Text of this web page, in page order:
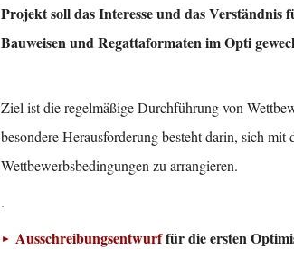
Projekt soll das Interesse und das
Bauweisen und Regattaformaten im Opti
Ziel ist die regelmäßige Durchführung von
besondere Herausforderung besteht darin, sich
Wettbewerbsbedingungen zu arrangieren.
.
Ausschreibungsentwurffür die ersten